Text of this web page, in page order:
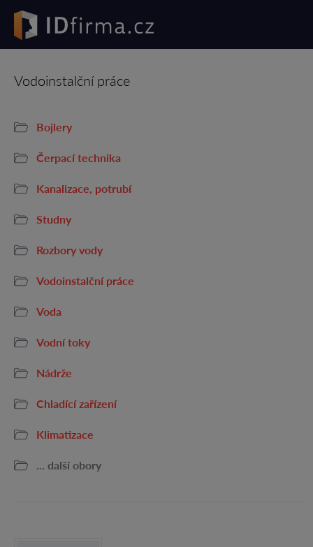
Vodoinstalční práce
Bojlery
Čerpací technika
Kanalizace, potrubí
Studny
Rozbory vody
Vodoinstalční práce
Voda
Vodní toky
Nádrže
Chladící zařízení
Klimatizace
... další obory